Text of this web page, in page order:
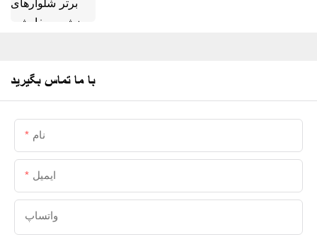
با ما تماس بگیرید
نام
ایمیل
واتساپ